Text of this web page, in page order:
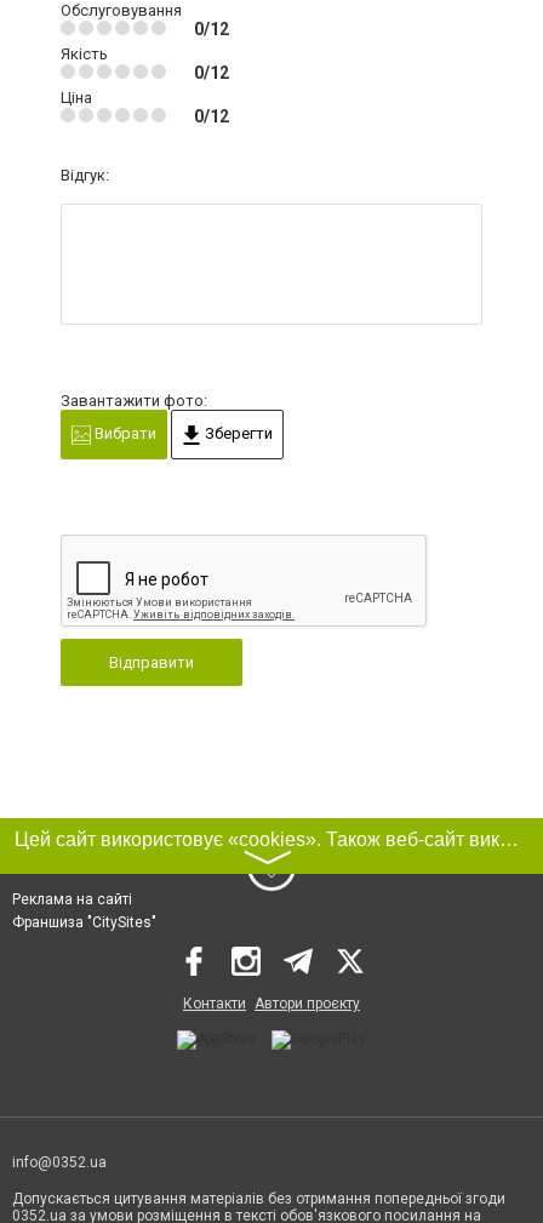
Обслуговування
0/12
Якість
0/12
Ціна
0/12
Відгук:
Завантажити фото:
Вибрати
Зберегти
Відправити
Цей сайт використовує «cookies». Також веб-сайт використовує інтернет-сервіс для збору технічних даних стосовно відвідувачів з метою отримання маркетингової та статистичної інформації. Умови обробки даних відвідувачів сайту див.
〉
Реклама на сайті
Франшиза "CitySites"
Контакти Автори проєкту
info@0352.ua
Допускається цитування матеріалів без отримання попередньої згоди
0352.ua за умови розміщення в тексті обов'язкового посилання на